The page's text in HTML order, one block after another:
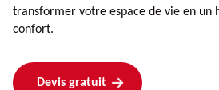
transformer votre espace de vie en un
confort.
Devis gratuit